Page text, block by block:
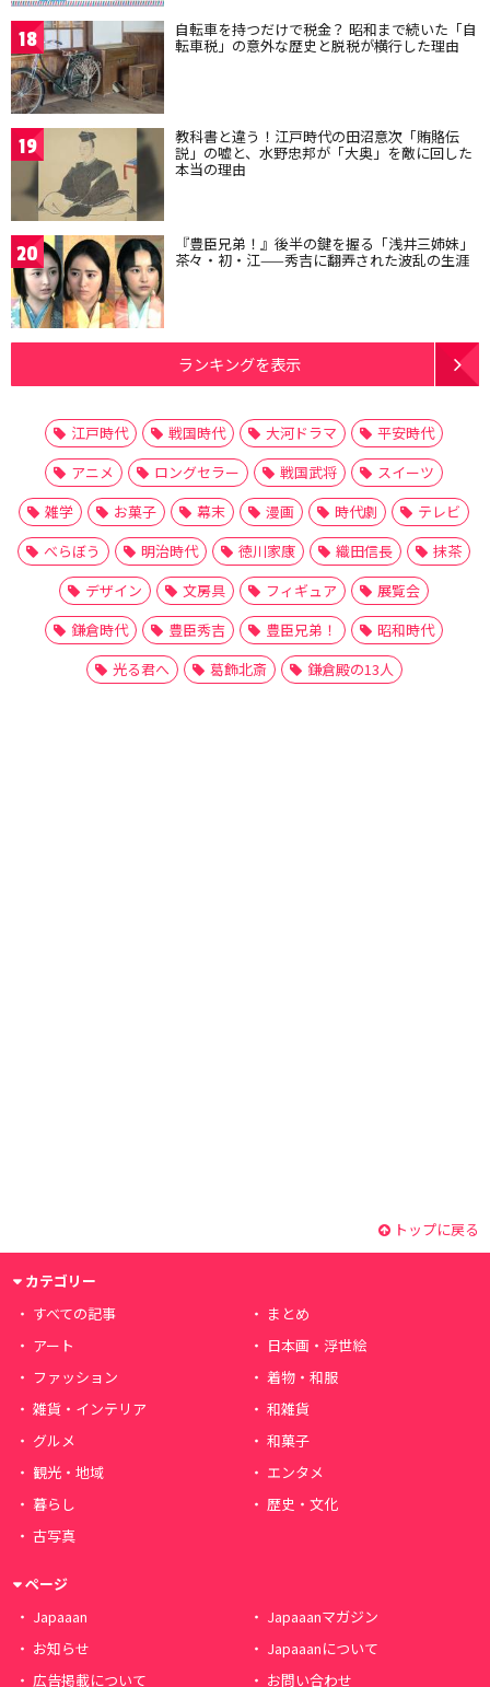
18 自転車を持つだけで税金？ 昭和まで続いた「自
転車税」の意外な歴史と脱税が横行した理由
19 教科書と違う！江戸時代の田沼意次「賄賂伝
説」の嘘と、水野忠邦が「大奥」を敵に回した
本当の理由
20 『豊臣兄弟！』後半の鍵を握る「浅井三姉妹」
茶々・初・江——秀吉に翻弄された波乱の生涯
ランキングを表示
江戸時代 戦国時代 大河ドラマ
平安時代
アニメ
ロングセラー 戦国武将
スイーツ
雑学
お菓子 幕末 漫画 時代劇
テレビ
べらぼう
明治時代 徳川家康 織田信長
抹茶
デザイン
文房具 フィギュア
展覧会
鎌倉時代
豊臣秀吉 豊臣兄弟！
昭和時代
光る君へ
葛飾北斎 鎌倉殿の13人
トップに戻る
カテゴリー
すべての記事
まとめ
アート
日本画・浮世絵
ファッション
着物・和服
雑貨・インテリア
和雑貨
グルメ
和菓子
観光・地域
エンタメ
暮らし
歴史・文化
古写真
ページ
Japaaan
Japaaanマガジン
お知らせ
Japaaanについて
広告掲載について
お問い合わせ